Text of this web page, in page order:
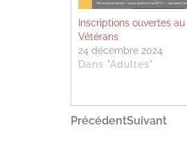
Inscriptions ouvertes
Vétérans
24 décembre 2024
Dans "Adultes"
Navigation
Article
PrécédentSuivant